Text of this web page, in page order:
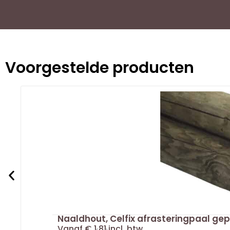
Voorgestelde producten
Naaldhout, Celfix afrasteringpaal